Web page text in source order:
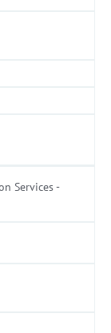
Services -